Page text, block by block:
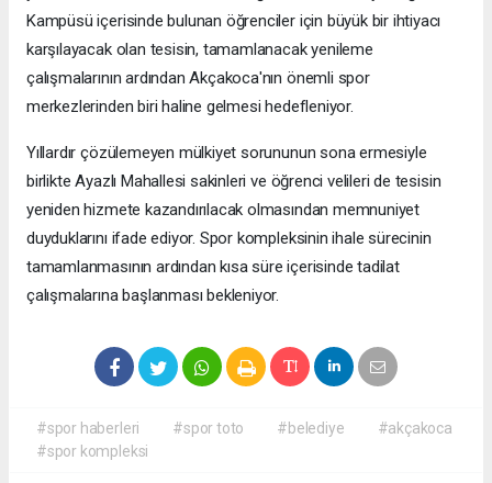
Kampüsü içerisinde bulunan öğrenciler için büyük bir ihtiyacı
karşılayacak olan tesisin, tamamlanacak yenileme
çalışmalarının ardından Akçakoca'nın önemli spor
merkezlerinden biri haline gelmesi hedefleniyor.
Yıllardır çözülemeyen mülkiyet sorununun sona ermesiyle
birlikte Ayazlı Mahallesi sakinleri ve öğrenci velileri de tesisin
yeniden hizmete kazandırılacak olmasından memnuniyet
duyduklarını ifade ediyor. Spor kompleksinin ihale sürecinin
tamamlanmasının ardından kısa süre içerisinde tadilat
çalışmalarına başlanması bekleniyor.
#spor haberleri #spor toto #belediye
#akçakoca
#spor kompleksi